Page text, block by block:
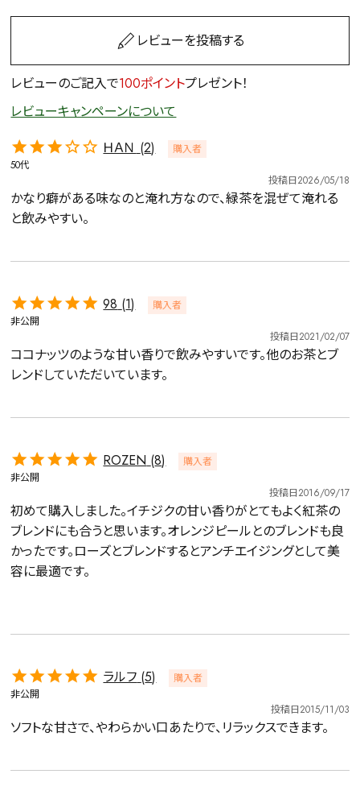
レビューを投稿する
レビューのご記入で100ポイントプレゼント！
レビューキャンペーンについて
ＨＡＮ 2
購入者
50代
投稿日2026/05/18
かなり癖がある味なのと淹れ方なので、緑茶を混ぜて淹れる
と飲みやすい。
98 1
購入者
非公開
投稿日2021/02/07
ココナッツのような甘い香りで飲みやすいです。他のお茶とブ
レンドしていただいています。
ROZEN 8
購入者
非公開
投稿日2016/09/17
初めて購入しました。イチジクの甘い香りがとてもよく紅茶の
ブレンドにも合うと思います。オレンジピールとのブレンドも良
かったです。ローズとブレンドするとアンチエイジングとして美
容に最適です。
ラルフ 5
購入者
非公開
投稿日2015/11/03
ソフトな甘さで、やわらかい口あたりで、リラックスできます。